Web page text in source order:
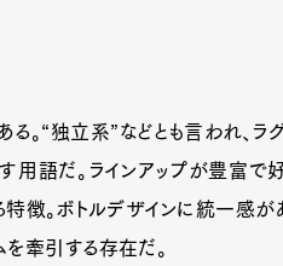
る。“独立系”などとも言われ、ラ
用語だ。ラインアップが豊富で
徴。ボトルデザインに統一感が
を牽引する存在だ。